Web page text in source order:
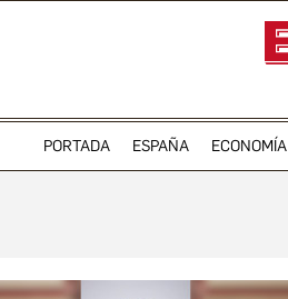
PORTADA ESPAÑA ECONOMÍA